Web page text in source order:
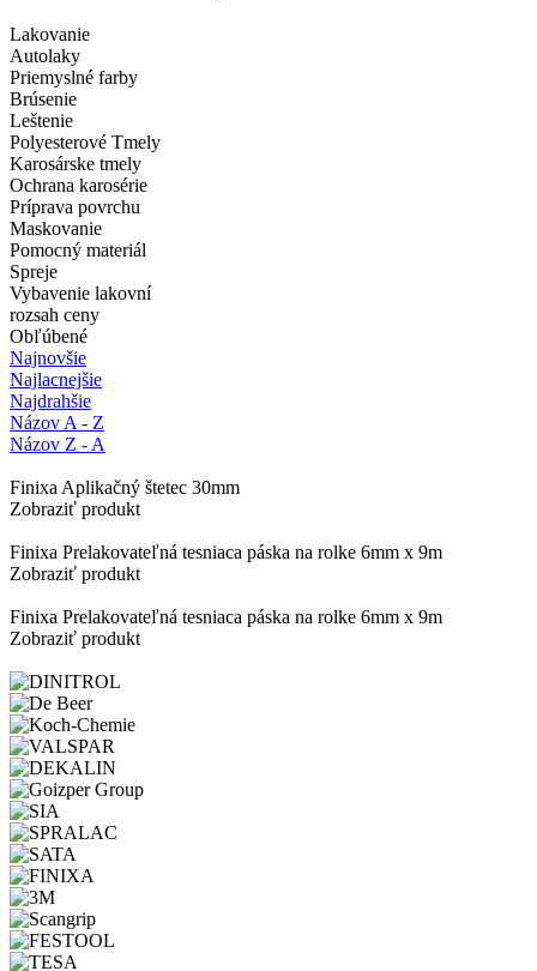
Lakovanie
Autolaky
Priemyslné farby
Brúsenie
Leštenie
Polyesterové Tmely
Karosárske tmely
Ochrana karosérie
Príprava povrchu
Maskovanie
Pomocný materiál
Spreje
Vybavenie lakovní
rozsah ceny
Obľúbené
Najnovšie
Najlacnejšie
Najdrahšie
Názov A - Z
Názov Z - A
Finixa Aplikačný štetec 30mm
Zobraziť produkt
Finixa Prelakovateľná tesniaca páska na rolke 6mm x 9m
Zobraziť produkt
Finixa Prelakovateľná tesniaca páska na rolke 6mm x 9m
Zobraziť produkt